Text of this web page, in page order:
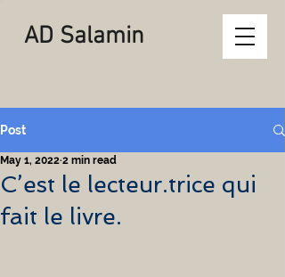
AD Salamin
Post
C’est le lecteur.trice qui
fait le livre.
May 1, 2022 2 min read